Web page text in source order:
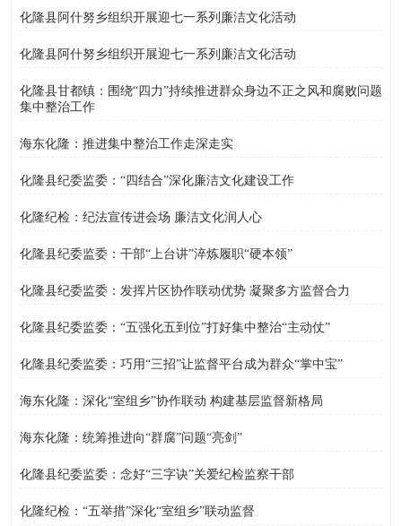
化隆县阿什努乡组织开展迎七一系列廉洁文化活动
化隆县阿什努乡组织开展迎七一系列廉洁文化活动
化隆县甘都镇：围绕“四力”持续推进群众身边不正之风和腐败问题
集中整治工作
海东化隆：推进集中整治工作走深走实
化隆县纪委监委：“四结合”深化廉洁文化建设工作
化隆纪检：纪法宣传进会场 廉洁文化润人心
化隆县纪委监委：干部“上台讲”淬炼履职“硬本领”
化隆县纪委监委：发挥片区协作联动优势 凝聚多方监督合力
化隆县纪委监委：“五强化五到位”打好集中整治“主动仗”
化隆县纪委监委：巧用“三招”让监督平台成为群众“掌中宝”
海东化隆：深化“室组乡”协作联动 构建基层监督新格局
海东化隆：统筹推进向“群腐”问题“亮剑”
化隆县纪委监委：念好“三字诀”关爱纪检监察干部
化隆纪检：“五举措”深化“室组乡”联动监督